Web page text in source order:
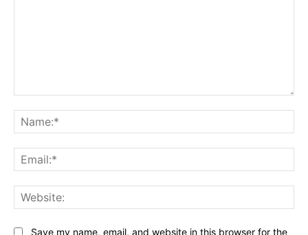
Save my name, email, and website in this browser for the